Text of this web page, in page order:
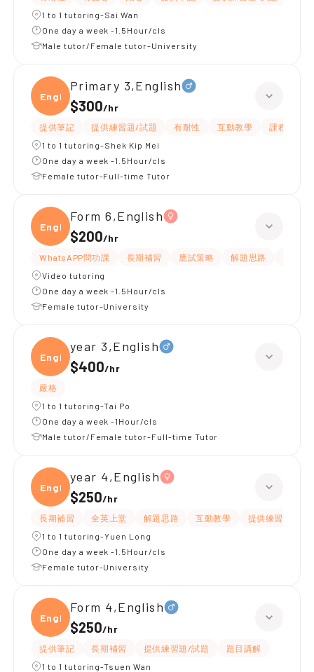
1 to 1 tutoring-Sai Wan
One day a week -1.5Hour/cls
Male tutor/Female tutor-University
Engli
Primary 3,English
$300/hr
提供筆記 提供練習題/試題 有耐性 互動教學
課程設計
1 to 1 tutoring-Shek Kip Mei
One day a week -1.5Hour/cls
Female tutor-Full-time Tutor
Engli
Form 6,English
$200/hr
WhatsAPP問功課 長期補習 應試策略 解題思路
Video tutoring
One day a week -1.5Hour/cls
Female tutor-University
Engli
year 3,English
$400/hr
嚴格
1 to 1 tutoring-Tai Po
One day a week -1Hour/cls
Male tutor/Female tutor-Full-time Tutor
Engli
year 4,English
$250/hr
長期補習 全英上堂 解題思路 互動教學
提供練習題/試題
1 to 1 tutoring-Yuen Long
One day a week -1.5Hour/cls
Female tutor-University
Engli
Form 4,English
$250/hr
提供筆記 長期補習 提供練習題/試題
題目講解
1 to 1 tutoring-Tsuen Wan